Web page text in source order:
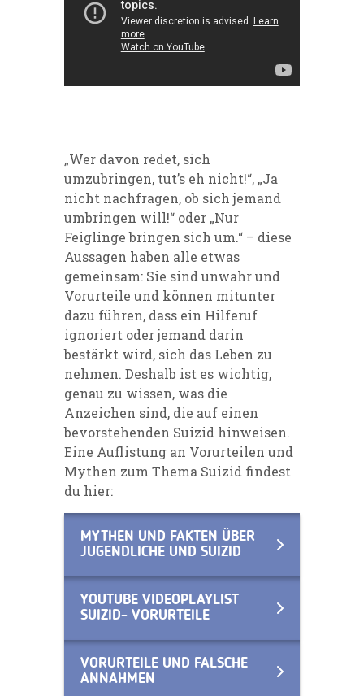
„Wer davon redet, sich
umzubringen, tut’s eh nicht!“, „Ja
nicht nachfragen, ob sich jemand
umbringen will!“ oder „Nur
Feiglinge bringen sich um.“ – diese
Aussagen haben alle etwas
gemeinsam: Sie sind unwahr und
Vorurteile und können mitunter
dazu führen, dass ein Hilferuf
ignoriert oder jemand darin
bestärkt wird, sich das Leben zu
nehmen. Deshalb ist es wichtig,
genau zu wissen, was die
Anzeichen sind, die auf einen
bevorstehenden Suizid hinweisen.
Eine Auflistung an Vorurteilen und
Mythen zum Thema Suizid findest
du hier:
MYTHEN UND FAKTEN ÜBER
JUGENDLICHE UND SUIZID
YOUTUBE VIDEOPLAYLIST
SUIZID- VORURTEILE
VORURTEILE UND FALSCHE
ANNAHMEN